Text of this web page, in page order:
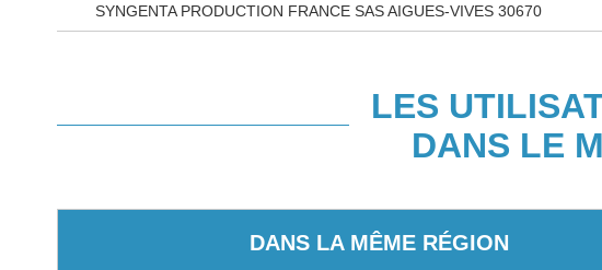
SYNGENTA PRODUCTION FRANCE SAS AIGUES-VIVES 30670
LES
DANS LE
DANS LA MÊME RÉGION